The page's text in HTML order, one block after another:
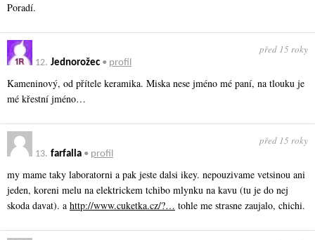
Poradí.
12. Jednorožec • profil
před 15 roky
Kameninový, od přítele keramika. Miska nese jméno mé paní, na tlouku je
mé křestní jméno…
13. farfalla • profil
před 15 roky
my mame taky laboratorni a pak jeste dalsi ikey. nepouzivame vetsinou ani
jeden, koreni melu na elektrickem tchibo mlynku na kavu (tu je do nej
skoda davat). a http://www.cuketka.cz/?… tohle me strasne zaujalo, chichi.